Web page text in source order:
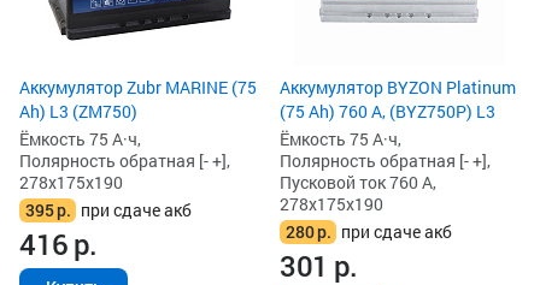
Аккумулятор Zubr MARINE (75
Ah) L3 (ZM750)
Ёмкость 75 А·ч,
Полярность обратная [- +],
278x175x190
395р. при сдаче акб
416р.
Аккумулятор BYZON Platinum
(75 Ah) 760 А, (BYZ750P) L3
Ёмкость 75 А·ч,
Полярность обратная [- +],
Пусковой ток 760 А,
278x175x190
280р. при сдаче акб
301 р.